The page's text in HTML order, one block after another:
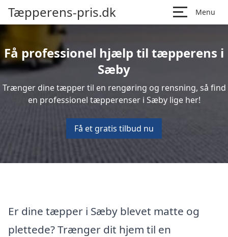
Tæpperens-pris.dk Menu
Få professionel hjælp til tæpperens i
Sæby
Trænger dine tæpper til en rengøring og rensning, så find
en professionel tæpperenser i Sæby lige her!
Få et gratis tilbud nu
Er dine tæpper i Sæby blevet matte og
plettede? Trænger dit hjem til en